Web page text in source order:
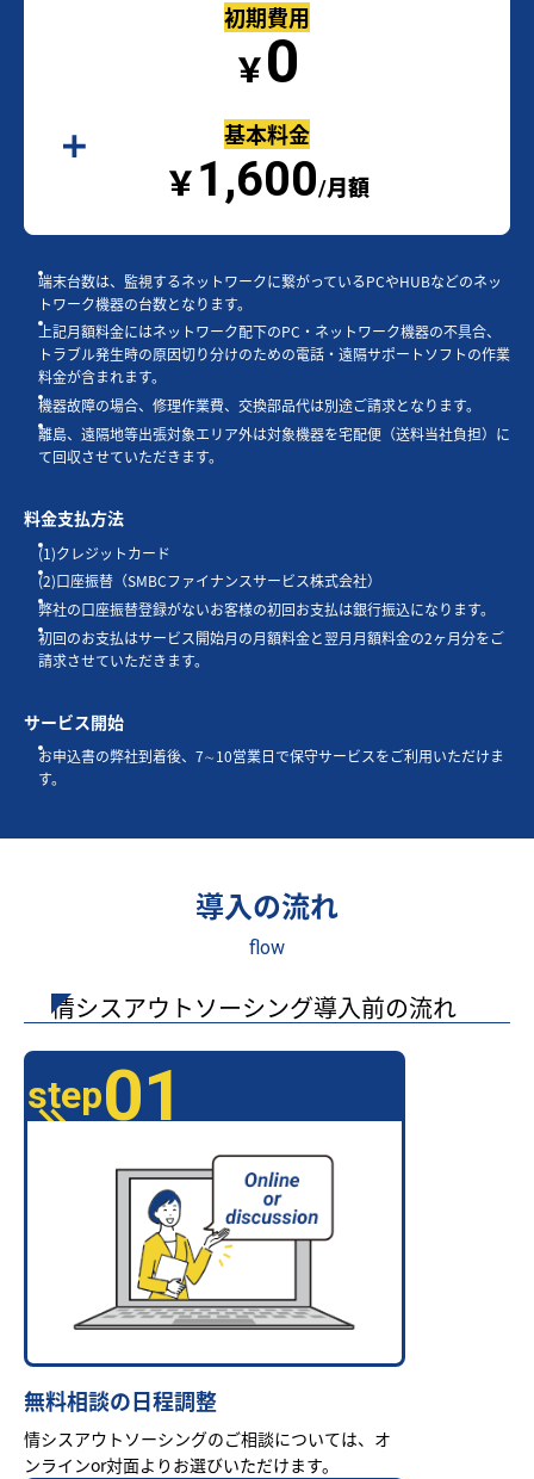
初期費用
￥0
基本料金
￥ 1,600/月額
端末台数は、監視するネットワークに繋がっているPCやHUBなどのネッ
トワーク機器の台数となります。
上記月額料金にはネットワーク配下のPC・ネットワーク機器の不具合、
トラブル発生時の原因切り分けのための電話・遠隔サポートソフトの作業
料金が含まれます。
機器故障の場合、修理作業費、交換部品代は別途ご請求となります。
離島、遠隔地等出張対象エリア外は対象機器を宅配便（送料当社負担）に
て回収させていただきます。
料金支払方法
(1)クレジットカード
(2)口座振替（SMBCファイナンスサービス株式会社）
弊社の口座振替登録がないお客様の初回お支払は銀行振込になります。
初回のお支払はサービス開始月の月額料金と翌月月額料金の2ヶ月分をご
請求させていただきます。
サービス開始
お申込書の弊社到着後、7∼10営業日で保守サービスをご利用いただけま
す。
導入の流れ
flow
情シスアウトソーシング導入前の流れ
step01
無料相談の日程調整
情シスアウトソーシングのご相談については、オ
ンラインor対面よりお選びいただけます。